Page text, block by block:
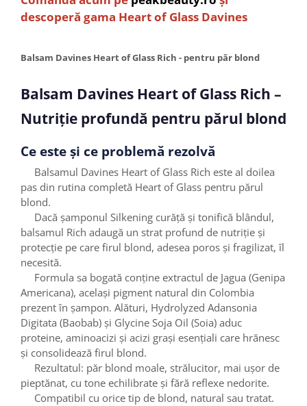
descoperă gama Heart of Glass Davines
Balsam Davines Heart of Glass Rich - pentru păr blond
Balsam Davines Heart of Glass Rich –
Nutriție profundă pentru părul blond
Ce este și ce problemă rezolvă
Balsamul Davines Heart of Glass Rich este al doilea
pas din rutina completă Heart of Glass pentru părul
blond.
Dacă șamponul Silkening curăță și tonifică blândul,
balsamul Rich adaugă un strat profund de nutriție și
protecție pe care firul blond, adesea poros și fragilizat, îl
necesită.
Formula sa bogată conține extractul de Jagua (Genipa
Americana), același pigment natural din Colombia
prezent în șampon. Alături, Hydrolyzed Adansonia
Digitata (Baobab) și Glycine Soja Oil (Soia) aduc
proteine, aminoacizi și acizi grași esențiali care hrănesc
și consolidează firul blond.
Rezultatul: păr blond moale, strălucitor, mai ușor de
pieptănat, cu tone echilibrate și fără reflexe nedorite.
Compatibil cu orice tip de blond, natural sau tratat.